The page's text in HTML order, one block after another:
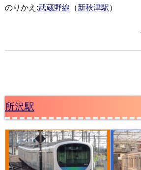
のりかえ:武蔵野線 （新秋津駅）
所沢駅